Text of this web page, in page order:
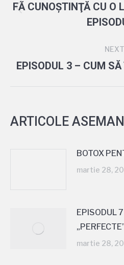
FĂ CUNOŞTINŢĂ CU O
NEXT
EPISODUL 3 – CUM
ARTICOLE
BOTOX
martie 28,
EPISODUL
martie 28,